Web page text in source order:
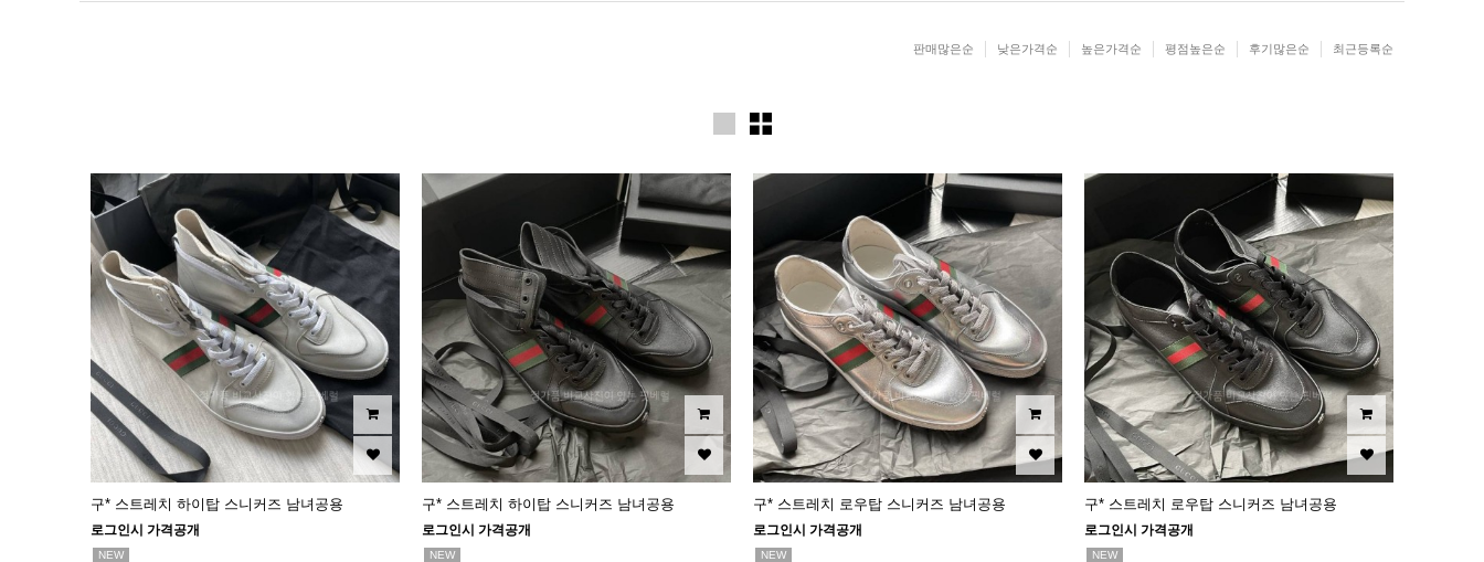
판매많은순 낮은가격순 높은가격순 평점높은순 후기많은순 최근등록순
구* 스트레치 하이탑 스니커즈 남녀공용
로그인시 가격공개
NEW
구* 스트레치 하이탑 스니커즈 남녀공용
로그인시 가격공개
NEW
구* 스트레치 로우탑 스니커즈 남녀공용
로그인시 가격공개
NEW
구* 스트레치 로우탑 스니커즈 남녀공용
로그인시 가격공개
NEW